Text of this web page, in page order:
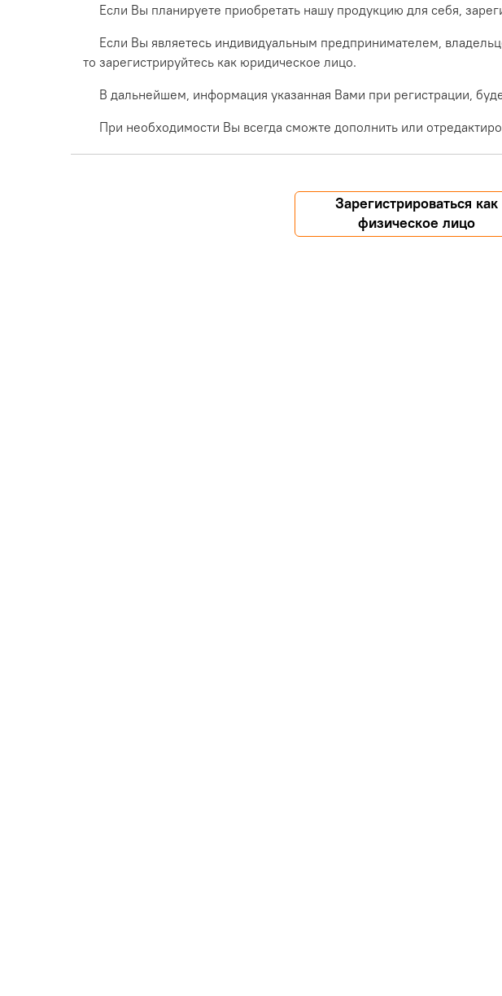
Если Вы планируете приобретать нашу продукцию для себя,
Если Вы являетесь индивидуальным предпринимателем,
то зарегистрируйтесь как юридическое лицо.
В дальнейшем, информация указанная Вами при регистрации,
При необходимости Вы всегда сможте дополнить или
Зарегистрироваться как
физическое лицо